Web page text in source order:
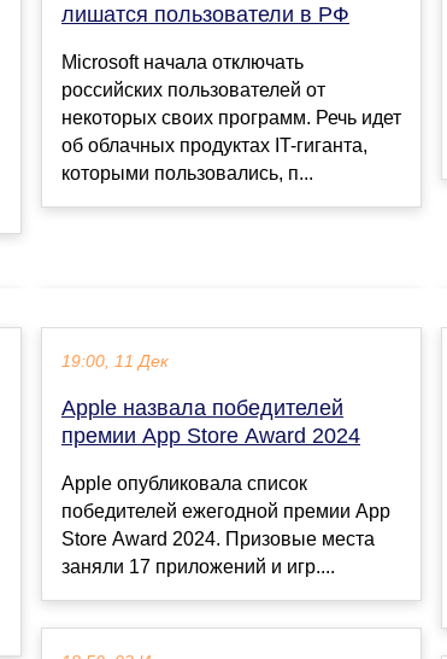
лишатся пользователи в РФ
Microsoft начала отключать
российских пользователей от
некоторых своих программ. Речь идет
об облачных продуктах IT-гиганта,
которыми пользовались, п...
19:00, 11 Дек
Apple назвала победителей
премии App Store Award 2024
Apple опубликовала список
победителей ежегодной премии App
Store Award 2024. Призовые места
заняли 17 приложений и игр....